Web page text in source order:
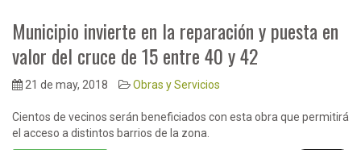
Municipio invierte en la reparación y puesta en
valor del cruce de 15 entre 40 y 42
21 de may, 2018 Obras y Servicios
Cientos de vecinos serán beneficiados con esta obra que permitirá
el acceso a distintos barrios de la zona.